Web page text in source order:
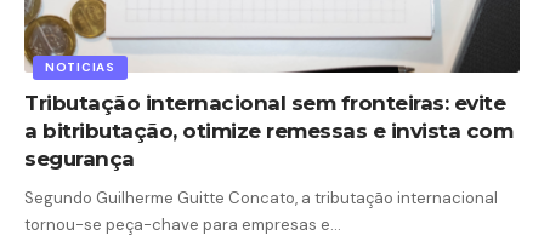
NOTICIAS
Tributação internacional sem fronteiras: evite
a bitributação, otimize remessas e invista com
segurança
Segundo Guilherme Guitte Concato, a tributação internacional
tornou-se peça-chave para empresas e…